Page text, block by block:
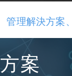
理解決方案
案